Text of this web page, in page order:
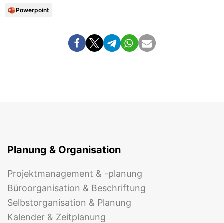
Powerpoint
Planung & Organisation
Projektmanagement & -planung
Büroorganisation & Beschriftung
Selbstorganisation & Planung
Kalender & Zeitplanung